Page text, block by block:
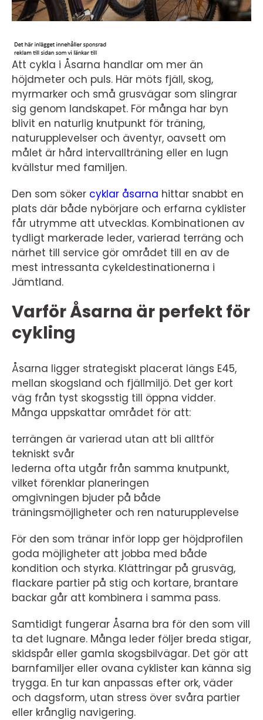
Att cykla i Åsarna handlar om mer än
höjdmeter och puls. Här möts fjäll, skog,
myrmarker och små grusvägar som slingrar
sig genom landskapet. För många har byn
blivit en naturlig knutpunkt för träning,
naturupplevelser och äventyr, oavsett om
målet är hård intervallträning eller en lugn
kvällstur med familjen.
Den som söker cyklar åsarna hittar snabbt en
plats där både nybörjare och erfarna cyklister
får utrymme att utvecklas. Kombinationen av
tydligt markerade leder, varierad terräng och
närhet till service gör området till en av de
mest intressanta cykeldestinationerna i
Jämtland.
Varför Åsarna är perfekt för
cykling
Åsarna ligger strategiskt placerat längs E45,
mellan skogsland och fjällmiljö. Det ger kort
väg från tyst skogsstig till öppna vidder.
Många uppskattar området för att:
terrängen är varierad utan att bli alltför
tekniskt svår
lederna ofta utgår från samma knutpunkt,
vilket förenklar planeringen
omgivningen bjuder på både
träningsmöjligheter och ren naturupplevelse
För den som tränar inför lopp ger höjdprofilen
goda möjligheter att jobba med både
kondition och styrka. Klättringar på grusväg,
flackare partier på stig och kortare, brantare
backar går att kombinera i samma pass.
Samtidigt fungerar Åsarna bra för den som vill
ta det lugnare. Många leder följer breda stigar,
skidspår eller gamla skogsbilvägar. Det gör att
barnfamiljer eller ovana cyklister kan känna sig
trygga. En tur kan anpassas efter ork, väder
och dagsform, utan stress över svåra partier
eller krånglig navigering.